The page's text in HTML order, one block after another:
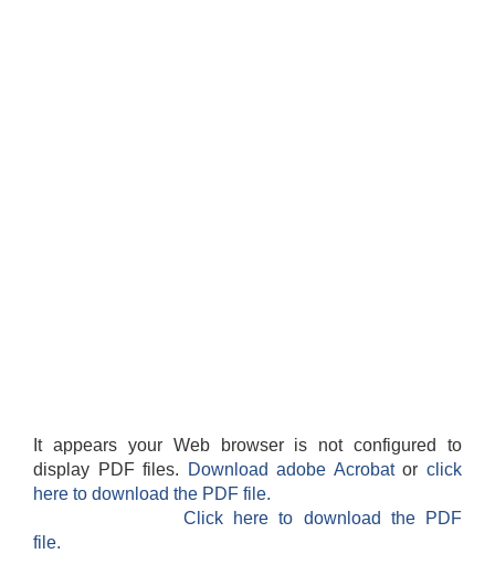
It appears your Web browser is not configured to
display PDF files.
Download adobe Acrobatorclick
here to download the PDF file.
Click here to download the PDF
file.